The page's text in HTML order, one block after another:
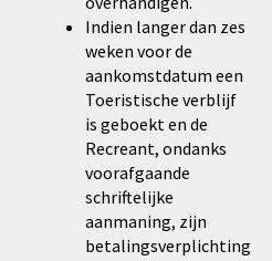
Indien langer dan zes
weken voor de
aankomstdatum een
Toeristische verblijf
is geboekt en de
Recreant, ondanks
voorafgaande
schriftelijke
aanmaning, zijn
betalingsverplichting